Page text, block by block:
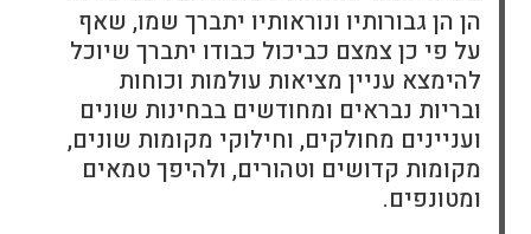
הן הן גבורותיו ונוראותיו יתברך שמו, שאף
על פי כן צמצם כביכול כבודו יתברך שיוכל
להימצא עניין מציאות עולמות וכוחות
ובריות נבראים ומחודשים בבחינות שונים
ועניינים מחולקים, וחילוקי מקומות שונים,
מקומות קדושים וטהורים, ולהיפך טמאים
ומטונפים.